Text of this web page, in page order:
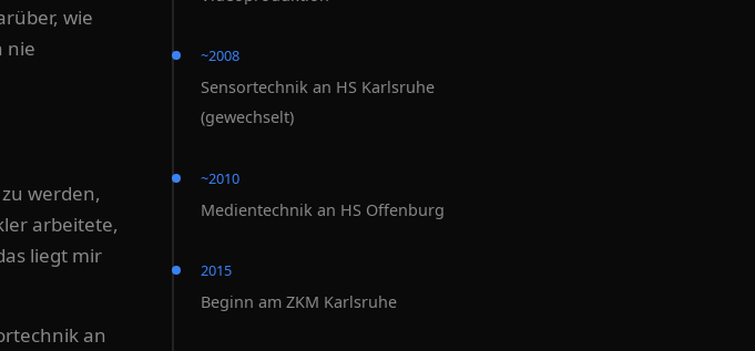
wie
nie
werden,
arbeitete,
liegt mir
an
~2008
Sensortechnik an HS Karlsruhe
(gewechselt)
~2010
Medientechnik an HS Offenburg
2015
Beginn am ZKM Karlsruhe